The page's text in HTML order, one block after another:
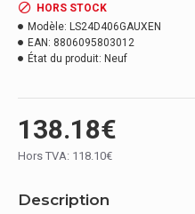
138.18€
Hors TVA: 118.10€
HORS STOCK
Modèle: LS24D406GAUXEN
EAN: 8806095803012
État du produit: Neuf
Description